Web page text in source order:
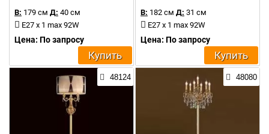
В: 179 см Д: 40 см
E27 x 1 max 92W
Цена: По запросу
Купить
В: 182 см Д: 31 см
E27 x 1 max 92W
Цена: По запросу
Купить
48124 48080